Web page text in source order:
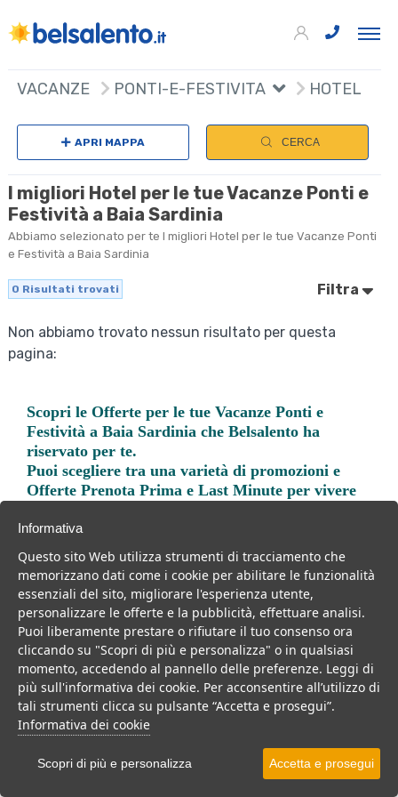
VACANZE PONTI-E-FESTIVITA HOTEL
APRI MAPPA CERCA
I migliori Hotel per le tue Vacanze Ponti e
Festività a Baia Sardinia
Abbiamo selezionato per te I migliori Hotel per le tue Vacanze Ponti
e Festività a Baia Sardinia
0 Risultati trovati Filtra
Non abbiamo trovato nessun risultato per questa
pagina:
Scopri leOfferte per le tue Vacanze Ponti e
Festività a Baia Sardinia che Belsalento ha
riservato per te.
Puoi scegliere tra una varietà di promozioni e
Offerte Prenota Prima e Last Minute per vivere
Trova la soluzione migliore per la tua prossima
vacanza.
Noi di belsalento.it abbiamo selezionato per te le migliori mete, i
migliori servizi, le migliori offerte per il tuo prossimo viaggio.
Informativa
Questo sito Web utilizza strumenti di tracciamento che
memorizzano dati come i cookie per abilitare le funzionalità
essenziali del sito, migliorare l'esperienza utente,
personalizzare le offerte e la pubblicità, effettuare analisi.
Puoi liberamente prestare o rifiutare il tuo consenso ora
cliccando su "Scopri di più e personalizza" o in qualsiasi
momento, accedendo al pannello delle preferenze. Leggi di
più sull'informativa dei cookie. Per acconsentire all’utilizzo di
tali strumenti clicca su pulsante “Accetta e prosegui”.
Informativa dei cookie
Scopri di più e personalizza Accetta e prosegui